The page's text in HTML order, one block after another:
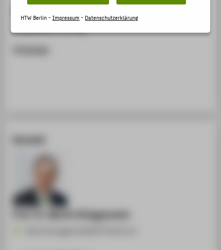
Homepage
Kontakt
Prof. Dr. Martin Brüggemeier
INFORMATIONEN FÜR
STUDIENINTERESSIERTE
ÜBER DIE HTW BERLIN
HTW Berlin -Impressum- Datenschutzerklärung